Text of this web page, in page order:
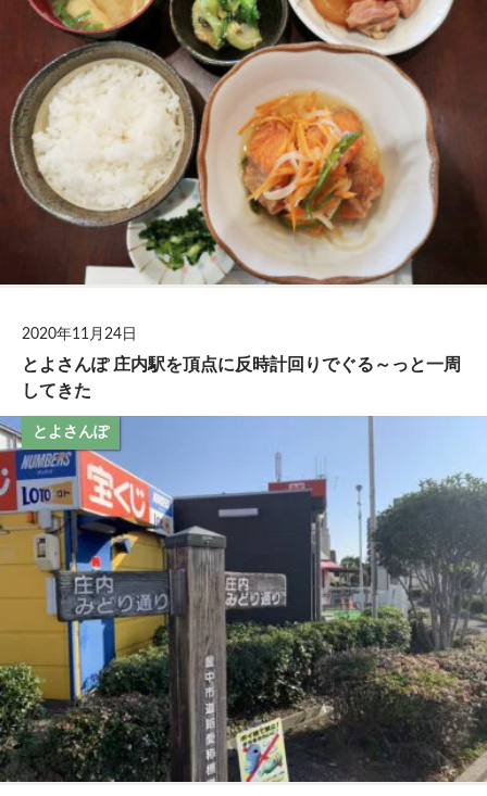
2020年11月24日
とよさんぽ 庄内駅を頂点に反時計回りでぐる～っと一周
してきた
とよさんぽ